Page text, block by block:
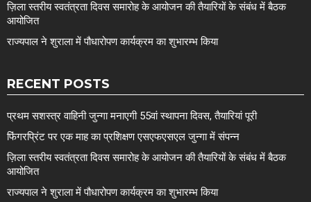
ज़िला स्तरीय स्वतंत्रता दिवस समारोह के आयोजन की तैयारियों के संबंध में बैठक
आयोजित
राज्यपाल ने शुराला में पौधारोपण कार्यक्रम का शुभारम्भ किया
RECENT POSTS
प्रथम सशस्त्र वाहिनी जुन्गा मनाएगी 55वां स्थापना दिवस, तैयारियां पूरी
फिंगरप्रिंट पर एक माह का प्रशिक्षण एसएफएसएल जुन्गा में संपन्न
ज़िला स्तरीय स्वतंत्रता दिवस समारोह के आयोजन की तैयारियों के संबंध में बैठक
आयोजित
राज्यपाल ने शुराला में पौधारोपण कार्यक्रम का शुभारम्भ किया